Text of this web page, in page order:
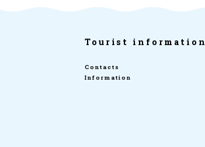
Tourist information
Contacts
Information